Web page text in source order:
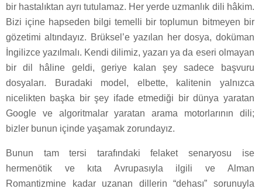
bir hastalıktan ayrı tutulamaz. Her yerde uzmanlık dili hâkim.
Bizi içine hapseden bilgi temelli bir toplumun bitmeyen bir
gözetimi altındayız. Brüksel’e yazılan her dosya, doküman
İngilizce yazılmalı. Kendi dilimiz, yazarı ya da eseri olmayan
bir dil hâline geldi, geriye kalan şey sadece başvuru
dosyaları. Buradaki model, elbette, kalitenin yalnızca
nicelikten başka bir şey ifade etmediği bir dünya yaratan
Google ve algoritmalar yaratan arama motorlarının dili;
bizler bunun içinde yaşamak zorundayız.
Bunun tam tersi tarafındaki felaket senaryosu ise
hermenötik ve kıta Avrupasıyla ilgili ve Alman
Romantizmine kadar uzanan dillerin “dehası” sorunuyla